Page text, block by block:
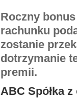
Roczny bonus
rachunku
zostanie
dotrzymanie
premii.
ABC Spółka